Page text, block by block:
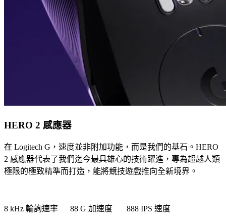
HERO 2 感應器
在 Logitech G，速度並非附加功能，而是我們的基石。HERO
2 感應器代表了我們迄今最具雄心的技術躍進，專為超越人類
極限的極致精準而打造，能將競技遊戲推向全新境界。
8 kHz 輪詢速率 88 G 加速度 888 IPS 速度